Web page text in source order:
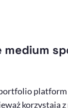
platform
korzystają z